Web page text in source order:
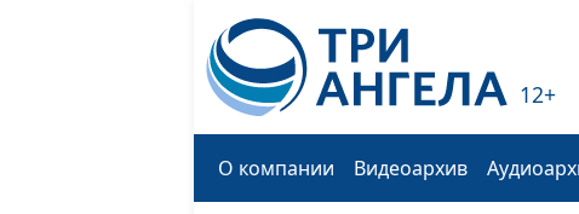
12+
О компании Видеоархив